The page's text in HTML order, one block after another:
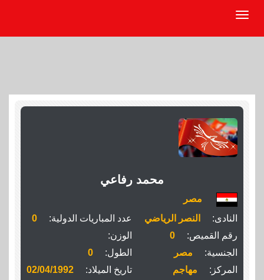
محمد رفاعي
مصر
النادى:
النصر الرياضي عدد المباريات الدولية:
0
رقم القميص:
0
الوزن:
الجنسية:
مصر الطول:
0
المركز:
مهاجم تاريخ الميلاد:
02/04/1992